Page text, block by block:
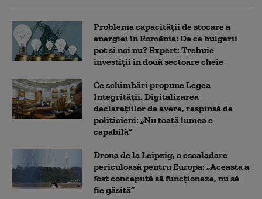
Problema capacității de stocare a
energiei în România: De ce bulgarii
pot și noi nu? Expert: Trebuie
investiții în două sectoare cheie
Ce schimbări propune Legea
Integrității. Digitalizarea
declarațiilor de avere, respinsă de
politicieni: „Nu toată lumea e
capabilă”
Drona de la Leipzig, o escaladare
periculoasă pentru Europa: „Aceasta a
fost concepută să funcționeze, nu să
fie găsită”